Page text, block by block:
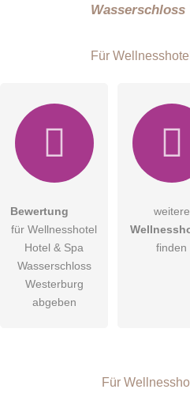
Für Wellnesshotel
Bewertung
für Wellnesshotel
Hotel & Spa
Wasserschloss
Westerburg
abgeben
weitere
finden
Für